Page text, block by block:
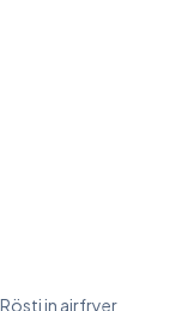
Rösti in airfryer